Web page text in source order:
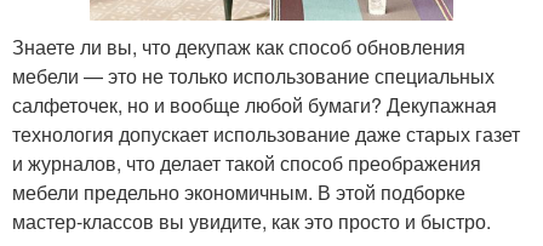
Знаете ли вы, что декупаж как способ обновления
мебели — это не только использование специальных
салфеточек, но и вообще любой бумаги? Декупажная
технология допускает использование даже старых газет
и журналов, что делает такой способ преображения
мебели предельно экономичным. В этой подборке
мастер-классов вы увидите, как это просто и быстро.